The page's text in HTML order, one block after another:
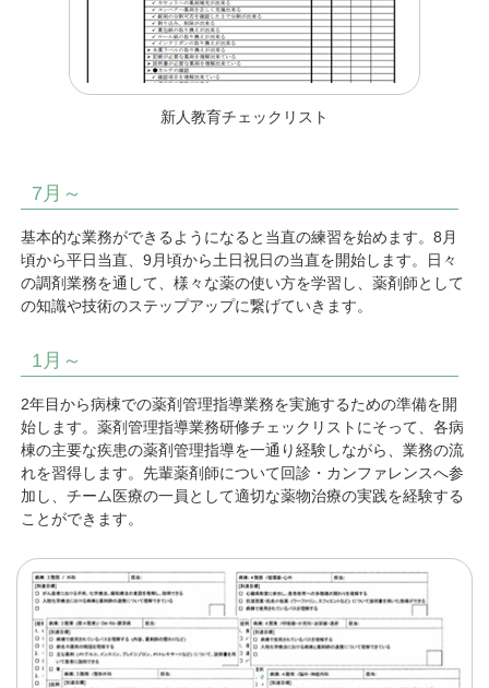
新人教育チェックリスト
7月～
基本的な業務ができるようになると当直の練習を始めます。8月
頃から平日当直、9月頃から土日祝日の当直を開始します。日々
の調剤業務を通して、様々な薬の使い方を学習し、薬剤師として
の知識や技術のステップアップに繋げていきます。
1月～
2年目から病棟での薬剤管理指導業務を実施するための準備を開
始します。薬剤管理指導業務研修チェックリストにそって、各病
棟の主要な疾患の薬剤管理指導を一通り経験しながら、業務の流
れを習得します。先輩薬剤師について回診・カンファレンスへ参
加し、チーム医療の一員として適切な薬物治療の実践を経験する
ことができます。